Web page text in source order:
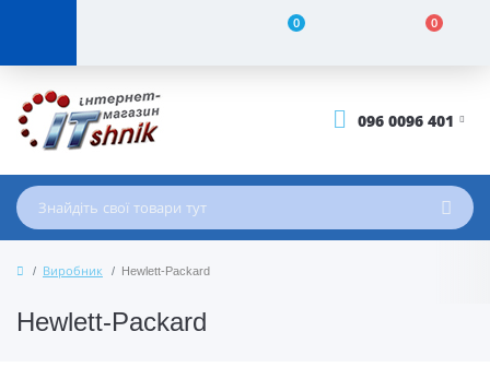
0 0
096 0096 401
Виробник Hewlett-Packard
Hewlett-Packard